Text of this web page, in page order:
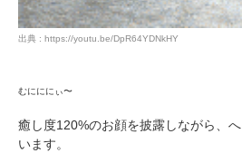
出典 : https://youtu.be/DpR64YDNkHY
むにににぃ〜
癒し度120%のお顔を披露しながら、
います。